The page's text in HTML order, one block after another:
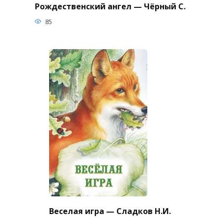
Рождественский ангел — Чёрный С.
85
Веселая игра — Сладков Н.И.